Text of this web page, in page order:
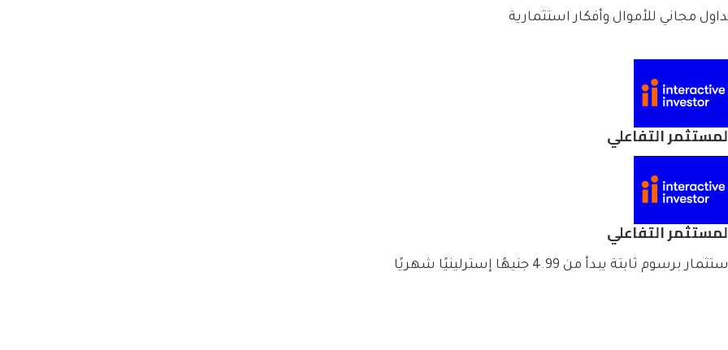
مجاني للأموال وأفكار استثمارية
التفاعلي
التفاعلي
برسوم ثابتة يبدأ من 4.99 جنيهًا إسترلينيًا شهريًا